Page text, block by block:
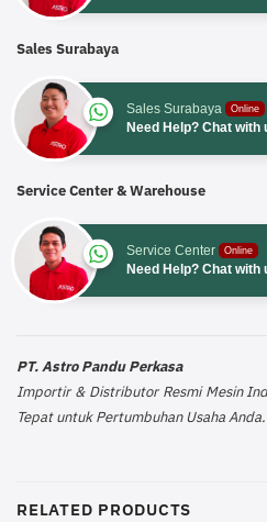
Sales Surabaya
Sales Surabaya Online
Need Help? Chat with
Service Center & Warehouse
Service Center Online
Need Help? Chat with
PT. Astro Pandu Perkasa
Importir & Distributor Resmi Mesin
Tepat untuk Pertumbuhan Usaha Anda.
RELATED PRODUCTS